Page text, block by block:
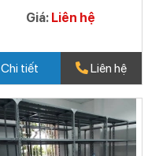
Giá: Liên hệ
Chi tiết Liên hệ